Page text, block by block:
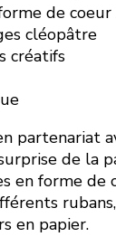
de
cléopâtre
créatifs
partenariat
de la
en forme de
en papier.